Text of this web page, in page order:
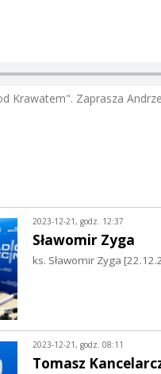
Krawatem". Zaprasza
2023-12-21, godz. 12:37
Sławomir Zyga
ks. Sławomir Zyga
2023-12-21, godz. 08:11
Tomasz